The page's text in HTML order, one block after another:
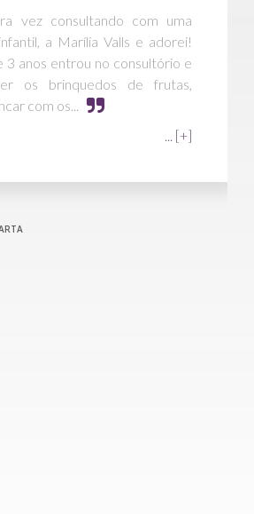
Próximo da minha residência,
a mobilidade. Funcionárias
profissionais nas áreas de
podologia e nutrição que têm
proporcionado uma melhor